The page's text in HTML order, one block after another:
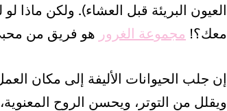
العيون البريئة قبل العشاء). ولكن
معك؟! مجموعة الغرور هو فريق من
إن جلب الحيوانات الأليفة إلى مكان
ويقلل من التوتر، ويحسن الروح